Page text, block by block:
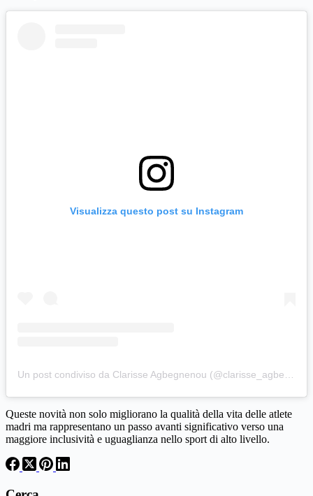
Visualizza questo post su Instagram
Queste novità non solo migliorano la qualità della vita delle atlete
madri ma rappresentano un passo avanti significativo verso una
maggiore inclusività e uguaglianza nello sport di alto livello.